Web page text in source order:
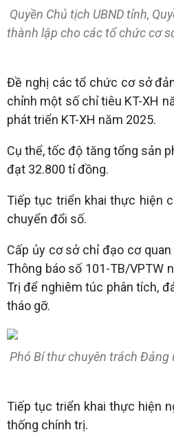
Quyền Chủ tịch UBND tỉnh,
thành lập cho các tổ chức cơ
Đề nghị các tổ chức cơ sở
chỉnh một số chỉ tiêu KT-XH
phát triển KT-XH năm 2025.
Cụ thể, tốc độ tăng tổng sản
đạt 32.800 tỉ đồng.
Tiếp tục triển khai thực hiện
chuyển đổi số.
Cấp ủy cơ sở chỉ đạo cơ
Thông báo số 101-TB/VPTW
Trị để nghiêm túc phân tích,
tháo gỡ.
Phó Bí thư chuyên trách Đảng
Tiếp tục triển khai thực hiện
thống chính trị.